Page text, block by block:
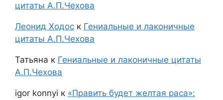
цитаты А.П.Чехова
Леонид Ходос к Гениальные и лаконичные
цитаты А.П.Чехова
Татьяна к Гениальные и лаконичные цитаты
А.П.Чехова
igor konnyi к «Править будет желтая раса»: